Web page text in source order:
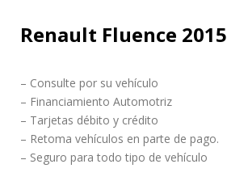
Renault Fluence 2015
– Consulte por su vehículo
– Financiamiento Automotriz
– Tarjetas débito y crédito
– Retoma vehículos en parte de pago.
– Seguro para todo tipo de vehículo